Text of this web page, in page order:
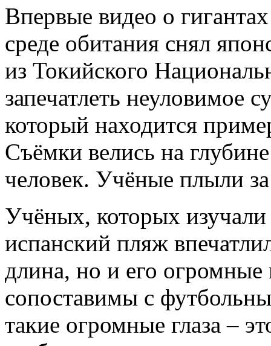
Впервые видео о
среде обитания снял
из Токийского
запечатлеть неуловимое
который находится
Съёмки велись на
человек. Учёные плыли
Учёных, которых
испанский пляж
длина, но и его огромные
сопоставимы с
такие огромные глаза –